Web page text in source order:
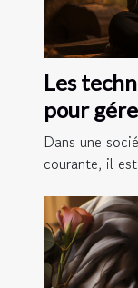
Les
pour
Dans une
courante, il